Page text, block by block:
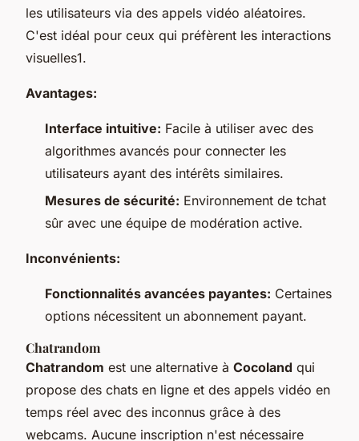
les utilisateurs via des appels vidéo aléatoires.
C'est idéal pour ceux qui préfèrent les interactions
visuelles1.
Avantages:
Interface intuitive: Facile à utiliser avec des
algorithmes avancés pour connecter les
utilisateurs ayant des intérêts similaires.
Mesures de sécurité: Environnement de tchat
sûr avec une équipe de modération active.
Inconvénients:
Fonctionnalités avancées payantes: Certaines
options nécessitent un abonnement payant.
Chatrandom
Chatrandom est une alternative à Cocoland qui
propose des chats en ligne et des appels vidéo en
temps réel avec des inconnus grâce à des
webcams. Aucune inscription n'est nécessaire